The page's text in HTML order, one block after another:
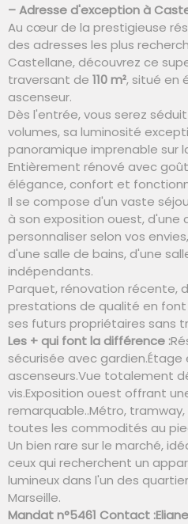
– Adresse d'exception à
Au cœur de la prestigieuse
des adresses les plus
Castellane, découvrez ce
traversant de 110 m², situé en
ascenseur.
Dès l'entrée, vous serez
volumes, sa luminosité
panoramique imprenable sur
Entièrement rénové avec
élégance, confort et
Il se compose d'un vaste
à son exposition ouest, d'une
personnaliser selon vos
d'une salle de bains, d'une
indépendants.
Parquet, rénovation récente,
prestations de qualité en
ses futurs propriétaires sans
Les + qui font la différence :
sécurisée avec
ascenseurs.Vue totalement
vis.Exposition ouest offrant
remarquable..Métro,
toutes les commodités au
Un bien rare sur le marché,
ceux qui recherchent un
lumineux dans l'un des
Marseille.
Mandat n°5461 Contact :